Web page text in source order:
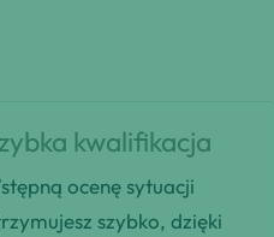
kwalifikacja
ocenę sytuacji
szybko, dzięki